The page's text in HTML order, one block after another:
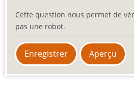
Cette question nous permet de
pas une robot.